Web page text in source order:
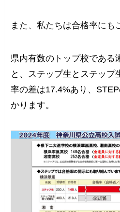
また、私たちは合格率にも
県内有数のトップ校である
と、ステップ生とステップ
率の差は17.4%あり、
かります。